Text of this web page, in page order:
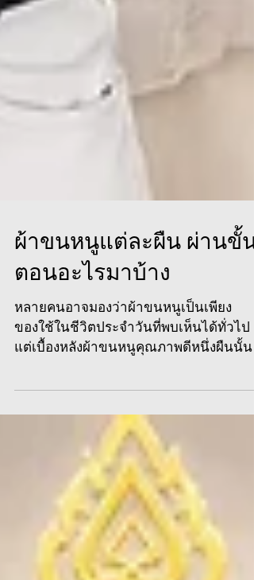
ผ้าขนหนูแต่ละผืน ผ่านขั้น
ตอนอะไรมาบ้าง
หลายคนอาจมองว่าผ้าขนหนูเป็นเพียง
ของใช้ในชีวิตประจำวันที่พบเห็นได้ทั่วไป
ในทุกขั้นตอน ตั้งแต่การเลือกเส้นด้ายที่
เหมาะสม การกำหนดโครงสร้างของเนื้อผ้า